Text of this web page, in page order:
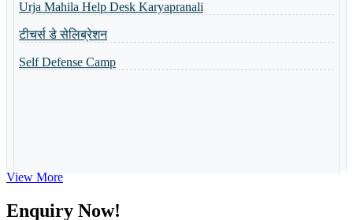
Toppers of the school
World Yoga Divas 2023
Admission Open-2023
टीचर्स डे सेलिब्रेशन
Self Defense Camp
View More
Enquiry Now!